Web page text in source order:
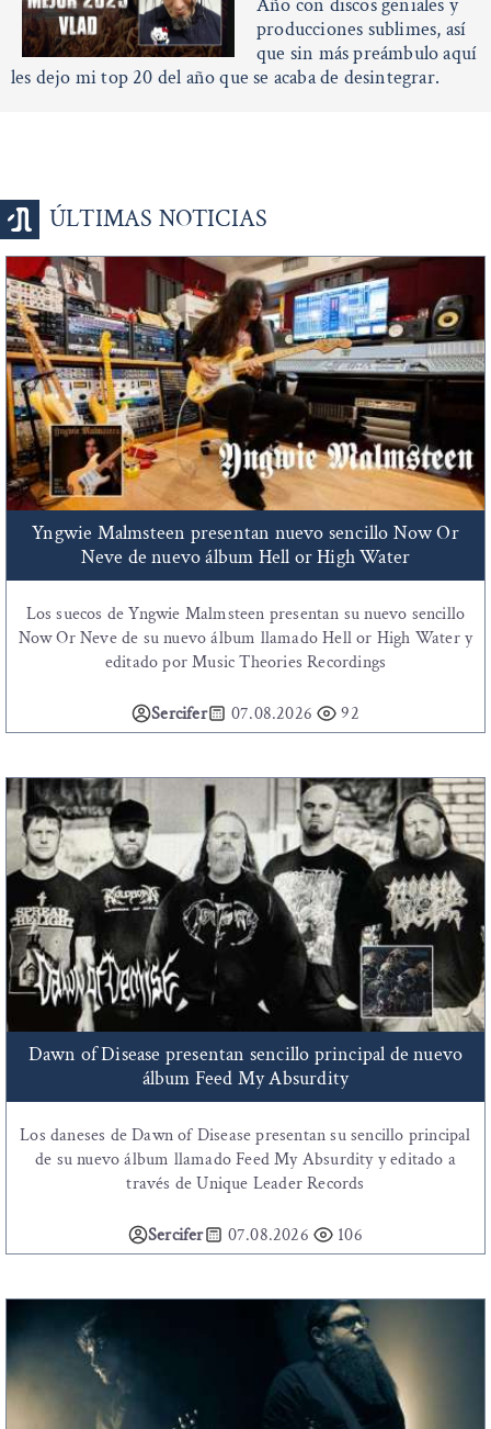
producciones sublimes, así
que sin más preámbulo aquí
les dejo mi top 20 del año que se acaba de desintegrar.
ÚLTIMAS NOTICIAS
Yngwie Malmsteen presentan nuevo sencillo Now Or
Neve de nuevo álbum Hell or High Water
Los suecos de Yngwie Malmsteen presentan su nuevo sencillo
Now Or Neve de su nuevo álbum llamado Hell or High Water y
editado por Music Theories Recordings
Sercifer 07.08.2026 92
Dawn of Disease presentan sencillo principal de nuevo
álbum Feed My Absurdity
Los daneses de Dawn of Disease presentan su sencillo principal
de su nuevo álbum llamado Feed My Absurdity y editado a
través de Unique Leader Records
Sercifer 07.08.2026 106